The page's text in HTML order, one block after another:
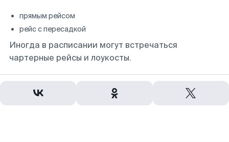
прямым рейсом
рейс с пересадкой
Иногда в расписании могут встречаться
чартерные рейсы и лоукосты.